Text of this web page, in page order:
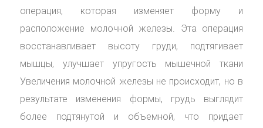
операция, которая изменяет форму и
расположение молочной железы. Эта операция
восстанавливает высоту груди, подтягивает
мышцы, улучшает упругость мышечной ткани
Увеличения молочной железы не происходит, но в
результате изменения формы, грудь выглядит
более подтянутой и объемной, что придает